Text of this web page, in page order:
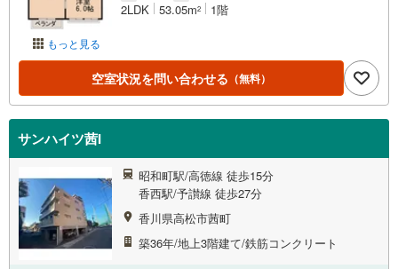
もっと見る
2LDK 53.05m2 1階
空室状況を問い合わせる （無料）
サンハイツ茜I
昭和町駅/高徳線 徒歩15分
香西駅/予讃線 徒歩27分
香川県高松市茜町
築36年/地上3階建て/鉄筋コンクリート